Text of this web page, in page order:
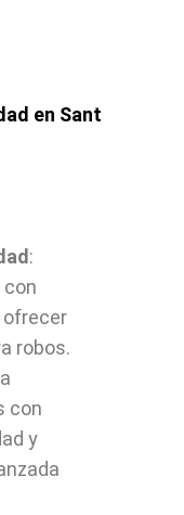
en Sant
:
con
ofrecer
robos.
con
y